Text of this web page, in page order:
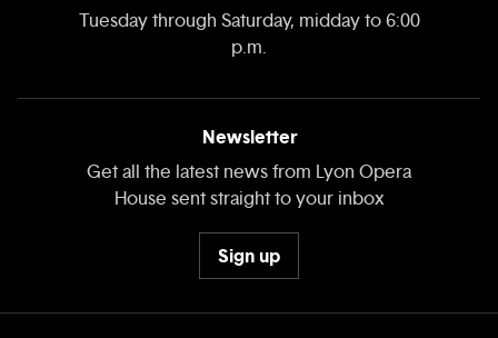
Tuesday through Saturday, midday to 6:00
p.m.
Newsletter
Get all the latest news from Lyon Opera
House sent straight to your inbox
Sign up